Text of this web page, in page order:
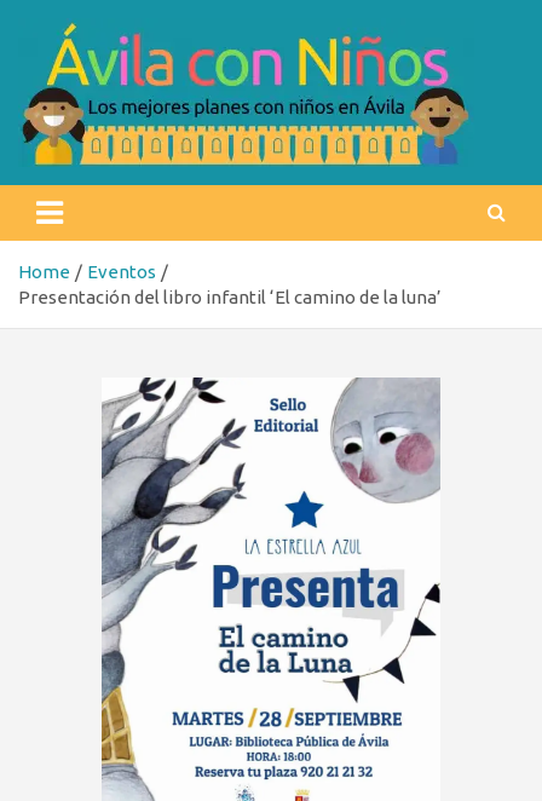
content
Ávila con niños
Home
Eventos
Presentación del libro infantil ‘El camino de la luna’